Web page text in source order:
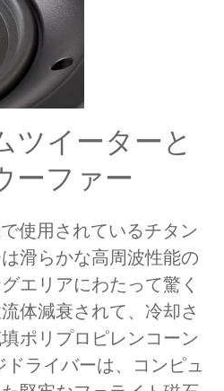
ツイーターと
ーファー
使用されているチタン
滑らかな高周波性能の
エリアにわたって驚く
体減衰されて、冷却さ
ポリプロピレンコーン
ライバーは、コンピュ